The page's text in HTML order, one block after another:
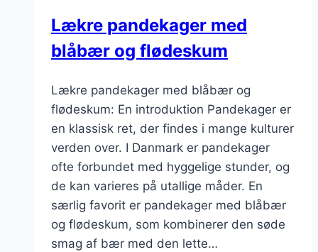
Lækre pandekager med
blåbær og flødeskum
Lækre pandekager med blåbær og
flødeskum: En introduktion Pandekager er
en klassisk ret, der findes i mange kulturer
verden over. I Danmark er pandekager
ofte forbundet med hyggelige stunder, og
de kan varieres på utallige måder. En
særlig favorit er pandekager med blåbær
og flødeskum, som kombinerer den søde
smag af bær med den lette…